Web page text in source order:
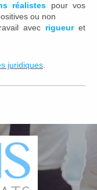
réalistes pour vos
ou non
avec rigueuret
juridiques.